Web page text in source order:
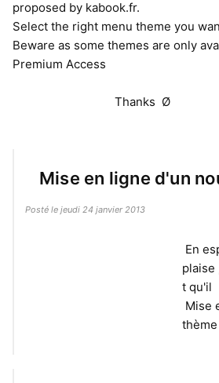
proposed by kabook.fr.
Select the right menu theme you
Beware as some themes are only
Premium Access
Thanks Ø
Mise en ligne d'un
Posté le jeudi 24 janvier 2013
En
plaise
t qu'il
Mise